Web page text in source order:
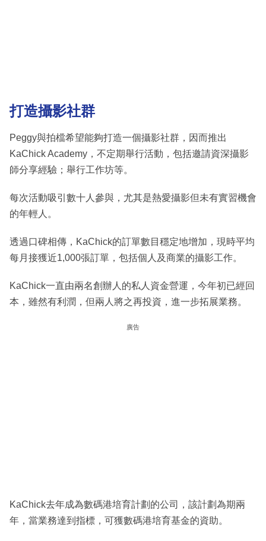
打造攝影社群
Peggy與拍檔希望能夠打造一個攝影社群，因而推出
KaChick Academy，不定期舉行活動，包括邀請資深攝影
師分享經驗；舉行工作坊等。
每次活動吸引數十人參與，尤其是熱愛攝影但未有實習機會
的年輕人。
透過口碑相傳，KaChick的訂單數目穩定地增加，現時平均
每月接獲近1,000張訂單，包括個人及商業的攝影工作。
KaChick一直由兩名創辦人的私人資金營運，今年初已經回
本，雖然有利潤，但兩人將之再投資，進一步拓展業務。
廣告
KaChick去年成為數碼港培育計劃的公司，該計劃為期兩
年，當業務達到指標，可獲數碼港培育基金的資助。